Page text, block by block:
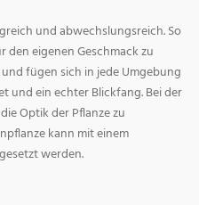
und abwechslungsreich. So
den eigenen Geschmack zu
fügen sich in jede Umgebung
und ein echter Blickfang. Bei der
Optik der Pflanze zu
kann mit einem
werden.